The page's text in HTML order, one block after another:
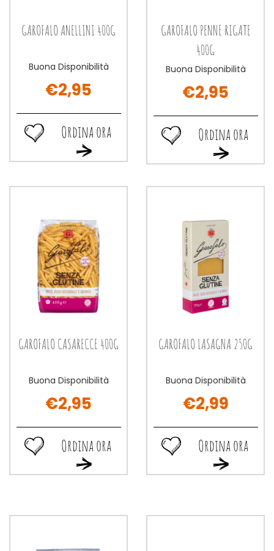
GAROFALO ANELLINI 400G
Buona Disponibilità
€2,95
Ordina ora
Ordina
ora GAROFALO
400G al
Ordina
ora GAROFALO
ANELLINI
wishlist
GAROFALO PENNE RIGATE
400G
Buona Disponibilità
€2,95
Ordina ora
Ordina
ora GAROFALO
RIGATE
Ordina
ora GAROFALO
PENNE
GAROFALO CASARECCE 400G
Buona Disponibilità
€2,95
Ordina ora
Ordina
ora GAROFALO
Ordina
ora GAROFALO
CASARECCE
GAROFALO LASAGNA 250G
Buona Disponibilità
€2,99
Ordina ora
Ordina
ora GAROFALO
Ordina
ora GAROFALO
LASAGNA